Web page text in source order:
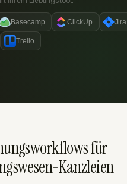
Basecamp ClickUp Jira
Trello
für
Kanzleien